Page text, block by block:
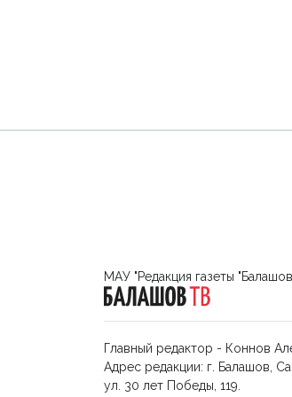
МАУ "Редакция газеты
Главный редактор - Коннов
Адрес редакции: г. Балашов,
ул. 30 лет Победы, 119.